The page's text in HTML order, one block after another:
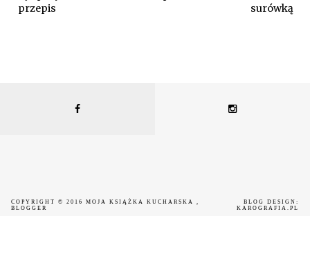
przepis
surówką
COPYRIGHT © 2016 MOJA KSIĄŻKA KUCHARSKA ,
BLOGGER
BLOG DESIGN:
KAROGRAFIA.PL